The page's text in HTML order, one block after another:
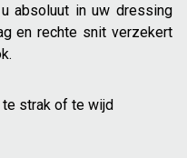
absoluut in uw dressing
en rechte snit verzekert
strak of te wijd